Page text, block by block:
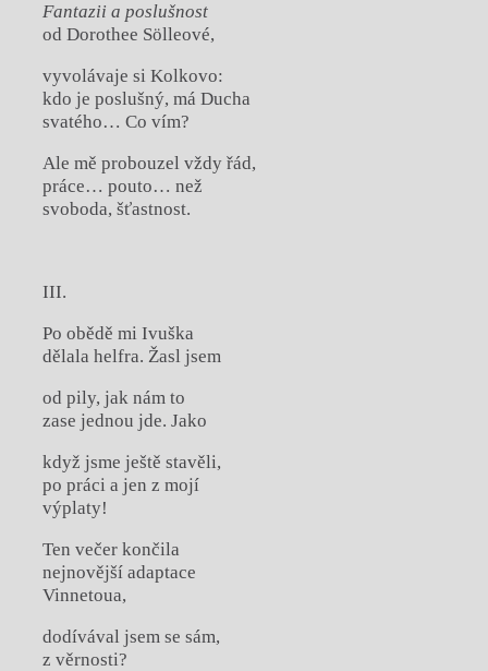
Fantazii a poslušnost
od Dorothee Sölleové,
vyvolávaje si Kolkovo:
kdo je poslušný, má Ducha
svatého… Co vím?
Ale mě probouzel vždy řád,
práce… pouto… než
svoboda, šťastnost.
III.
Po obědě mi Ivuška
dělala helfra. Žasl jsem
od pily, jak nám to
zase jednou jde. Jako
když jsme ještě stavěli,
po práci a jen z mojí
výplaty!
Ten večer končila
nejnovější adaptace
Vinnetoua,
dodívával jsem se sám,
z věrnosti?